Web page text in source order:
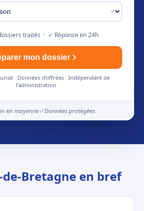
traités · ✓ Réponse en 24h
mon dossier
· Données chiffrées · Indépendant de
l'administration
en moyenne Données protégées
de-Bretagne en bref